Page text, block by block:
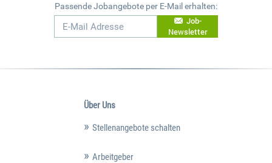
Passende Jobangebote per E-Mail erhalten:
Job-
Newsletter
Über Uns
Stellenangebote schalten
Arbeitgeber